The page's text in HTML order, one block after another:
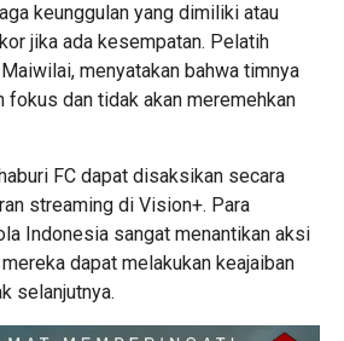
keunggulan yang dimiliki atau
jika ada kesempatan. Pelatih
menyatakan bahwa timnya
fokus dan tidak akan meremehkan
FC dapat disaksikan secara
streaming di Vision+. Para
Indonesia sangat menantikan aksi
dapat melakukan keajaiban
selanjutnya.